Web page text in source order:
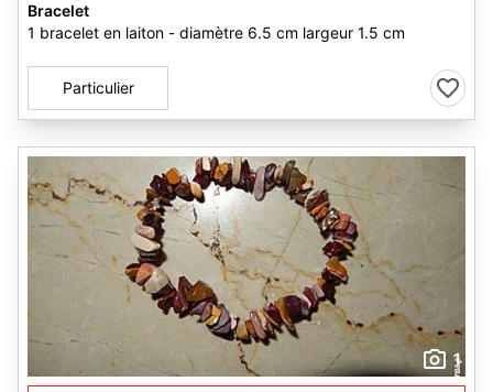
Bracelet
1 bracelet en laiton - diamètre 6.5 cm largeur 1.5 cm
Particulier
1